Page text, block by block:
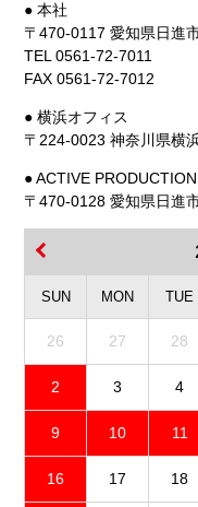
● 本社
〒470-0117 愛知県日進
TEL 0561-72-7011
FAX 0561-72-7012
● 横浜オフィス
〒224-0023 神奈川県横
● ACTIVE
〒470-0128 愛知県日進
SUN MON TUE
26 27 28
2 3 4
9 10 11
16 17 18